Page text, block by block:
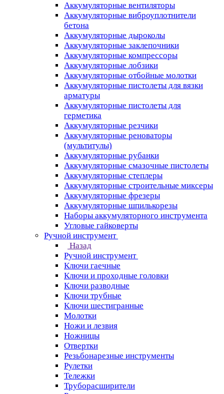
Аккумуляторные вентиляторы
Аккумуляторные виброуплотнители
бетона
Аккумуляторные дыроколы
Аккумуляторные заклепочники
Аккумуляторные компрессоры
Аккумуляторные лобзики
Аккумуляторные отбойные молотки
Аккумуляторные пистолеты для вязки
арматуры
Аккумуляторные пистолеты для
герметика
Аккумуляторные резчики
Аккумуляторные реноваторы
(мультитулы)
Аккумуляторные рубанки
Аккумуляторные смазочные пистолеты
Аккумуляторные степлеры
Аккумуляторные строительные миксеры
Аккумуляторные фрезеры
Аккумуляторные шпилькорезы
Наборы аккумуляторного инструмента
Угловые гайковерты
Ручной инструмент
Назад
Ручной инструмент
Ключи гаечные
Ключи и проходные головки
Ключи разводные
Ключи трубные
Ключи шестигранные
Молотки
Ножи и лезвия
Ножницы
Отвертки
Резьбонарезные инструменты
Рулетки
Тележки
Труборасширители